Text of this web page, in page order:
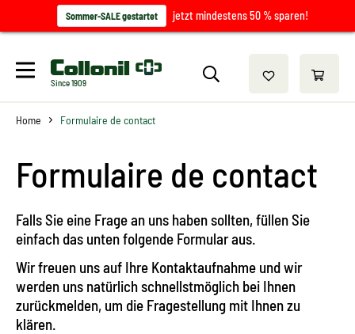
Sommer-SALE gestartet jetzt mindestens 50 % sparen!
Since 1909
Home Formulaire de contact
Formulaire de contact
Falls Sie eine Frage an uns haben sollten, füllen Sie
einfach das unten folgende Formular aus.
Wir freuen uns auf Ihre Kontaktaufnahme und wir
werden uns natürlich schnellstmöglich bei Ihnen
zurückmelden, um die Fragestellung mit Ihnen zu
klären.